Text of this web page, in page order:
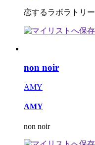
恋するラボラトリー
non noir
AMY
AMY
non noir